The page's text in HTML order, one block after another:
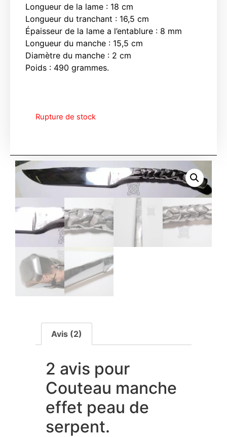
Longueur de la lame : 18 cm
Longueur du tranchant : 16,5 cm
Épaisseur de la lame a l’entablure : 8 mm
Longueur du manche : 15,5 cm
Diamètre du manche : 2 cm
Poids : 490 grammes.
Rupture de stock
Avis (2)
2 avis pour
Couteau manche
effet peau de
serpent.